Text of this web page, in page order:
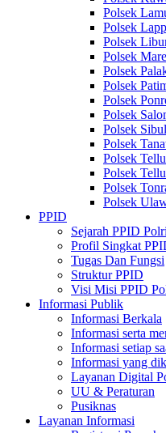
Polsek
Polsek
Polsek
Polsek Mare
Polsek
Polsek
Polsek
Polsek
Polsek
Polsek
Polsek
Polsek
Polsek
Polsek
PPID
Sejarah PPID Polri
Profil Singkat
Tugas Dan Fungsi
Struktur PPID
Visi Misi PPID
Informasi Publik
Informasi Berkala
Informasi serta
Informasi setiap
Informasi yang
Layanan Digital
UU & Peraturan
Pusiknas
Layanan Informasi